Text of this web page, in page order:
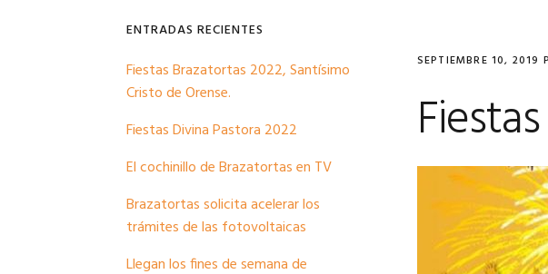
SEPTIEMBRE 10, 2019
primaria
ENTRADAS RECIENTES
Fiestas Brazatortas 2022, Santísimo
Cristo de Orense.
Fiestas Divina Pastora 2022
El cochinillo de Brazatortas en TV
Brazatortas solicita acelerar los
trámites de las fotovoltaicas
Llegan los fines de semana de